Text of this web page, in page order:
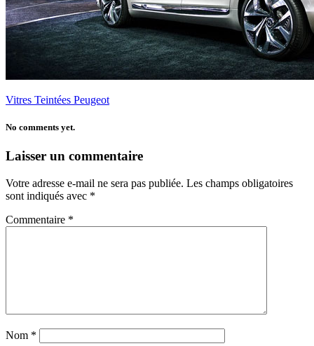
Vitres Teintées Peugeot
No comments yet.
Laisser un commentaire
Votre adresse e-mail ne sera pas publiée. Les champs obligatoires
sont indiqués avec *
Commentaire *
Nom *